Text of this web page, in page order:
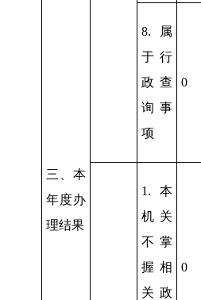
三、本
年度办
理结果
8.属
于行
政查
询事
项
0
1.本
机关
不掌
握相
关政
0